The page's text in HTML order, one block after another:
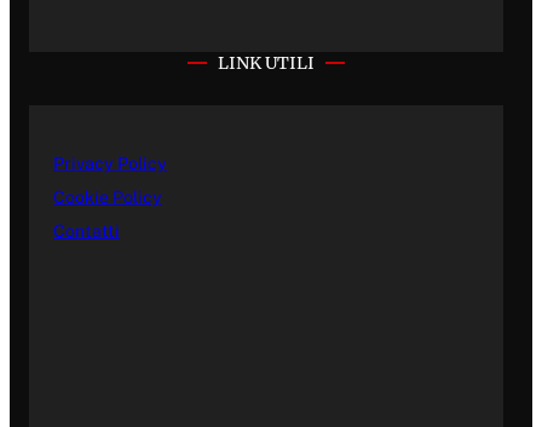
LINK UTILI
Privacy Policy
Cookie Policy
Contatti